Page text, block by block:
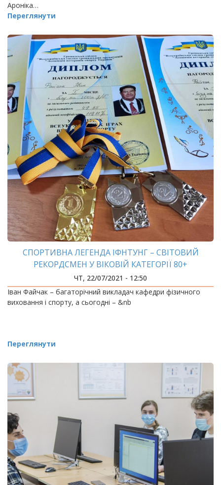
Ароніка…
Переглянути
СПОРТИВНА ЛЕГЕНДА ІФНТУНГ – СВІТОВИЙ
РЕКОРДСМЕН У ВІКОВІЙ КАТЕГОРІЇ 80+
ЧТ, 22/07/2021 - 12:50
Іван Файчак – багаторічний викладач кафедри фізичного
виховання і спорту, а сьогодні – &nb
Переглянути